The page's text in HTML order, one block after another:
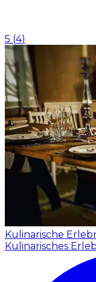
5 (4)
Kulinarische
Kulinarisches